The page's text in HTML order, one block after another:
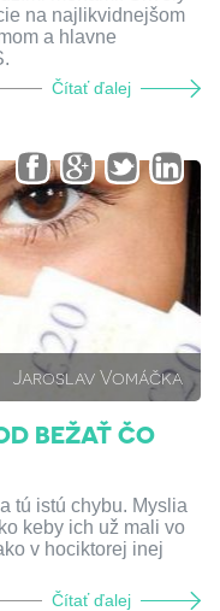
na najlikvidnejšom
a hlavne
Čítať ďalej
Jaroslav Vomáčka
BEŽAŤ ČO
tú istú chybu. Myslia
keby ich už mali vo
v hociktorej inej
Čítať ďalej